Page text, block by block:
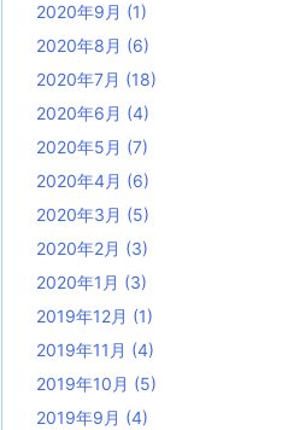
2020年9月 (1)
2020年8月 (6)
2020年7月 (18)
2020年6月 (4)
2020年5月 (7)
2020年4月 (6)
2020年3月 (5)
2020年2月 (3)
2020年1月 (3)
2019年12月 (1)
2019年11月 (4)
2019年10月 (5)
2019年9月 (4)